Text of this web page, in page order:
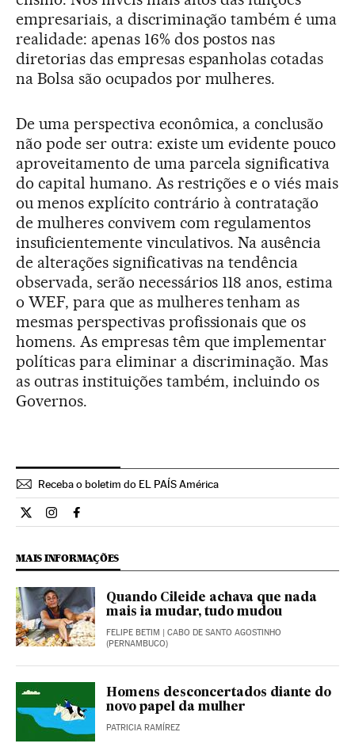
empresariais, a discriminação também é uma
realidade: apenas 16% dos postos nas
diretorias das empresas espanholas cotadas
na Bolsa são ocupados por mulheres.
De uma perspectiva econômica, a conclusão
não pode ser outra: existe um evidente pouco
aproveitamento de uma parcela significativa
do capital humano. As restrições e o viés mais
ou menos explícito contrário à contratação
de mulheres convivem com regulamentos
insuficientemente vinculativos. Na ausência
de alterações significativas na tendência
observada, serão necessários 118 anos, estima
o WEF, para que as mulheres tenham as
mesmas perspectivas profissionais que os
homens. As empresas têm que implementar
políticas para eliminar a discriminação. Mas
as outras instituições também, incluindo os
Governos.
Receba o boletim do EL PAÍS América
Opiniao El País Brasil en Twitter
Opiniao El País Brasil en Instagram
Opiniao El País Brasil en Facebook
MAIS INFORMAÇÕES
Quando Cileide achava que nada
mais ia mudar, tudo mudou
FELIPE BETIM | CABO DE SANTO AGOSTINHO
(PERNAMBUCO)
Homens desconcertados diante do
novo papel da mulher
PATRICIA RAMÍREZ